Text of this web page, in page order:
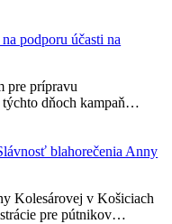
podporu účasti na
pre prípravu
týchto dňoch kampaň…
blahorečenia Anny
Kolesárovej v Košiciach
pre pútnikov…